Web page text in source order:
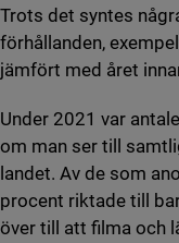
Trots det syntes
förhållanden,
jämfört med året
Under 2021 var
om man ser till
landet. Av de som
procent riktade till
över till att filma och